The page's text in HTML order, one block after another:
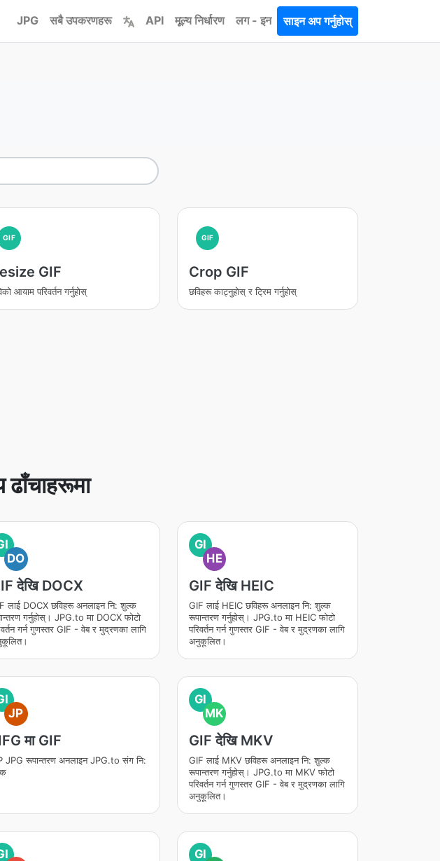
JPG सबै उपकरणहरू API मूल्य निर्धारण लग - इन साइन अप गर्नुहोस्
GIF
GIF
आयाम परिवर्तन गर्नुहोस्
GIF
Crop GIF
छविहरू काट्नुहोस् र ट्रिम गर्नुहोस्
DO
देखि DOCX
लाई DOCX छविहरू अनलाइन नि: शुल्क
गर्नुहोस्। JPG.to मा DOCX फोटो
गर्न गुणस्तर GIF - वेब र मुद्रणका लागि
GI
HE
GIF देखि HEIC
GIF लाई HEIC छविहरू अनलाइन नि: शुल्क
रूपान्तरण गर्नुहोस्। JPG.to मा HEIC फोटो
परिवर्तन गर्न गुणस्तर GIF - वेब र मुद्रणका लागि
अनुकूलित।
JP
मा GIF
JPG रूपान्तरण अनलाइन JPG.to संग नि:
GI
MK
GIF देखि MKV
GIF लाई MKV छविहरू अनलाइन नि: शुल्क
रूपान्तरण गर्नुहोस्। JPG.to मा MKV फोटो
परिवर्तन गर्न गुणस्तर GIF - वेब र मुद्रणका लागि
अनुकूलित।
GI